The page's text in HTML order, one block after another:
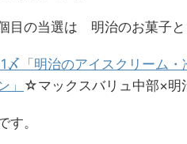
目の当選は 明治のお菓子
「明治のアイスクリーム
」 ☆マックスバリュ中部×
す。